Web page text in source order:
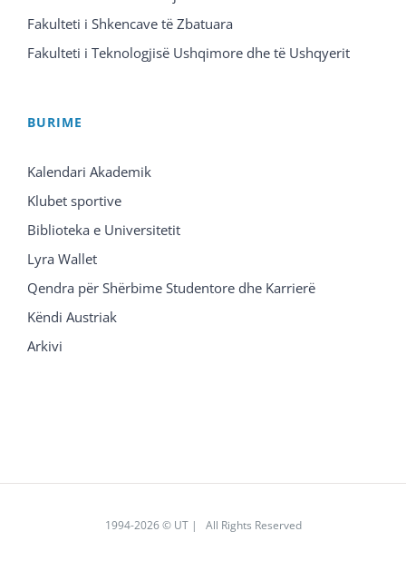
Fakulteti i Shkencave të Zbatuara
Fakulteti i Teknologjisë Ushqimore dhe të Ushqyerit
BURIME
Kalendari Akademik
Klubet sportive
Biblioteka e Universitetit
Lyra Wallet
Qendra për Shërbime Studentore dhe Karrierë
Këndi Austriak
Arkivi
1994-2026 © UT | All Rights Reserved